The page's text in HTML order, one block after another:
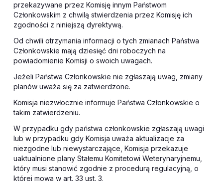
przekazywane przez Komisję innym Państwom
Członkowskim z chwilą stwierdzenia przez Komisję ich
zgodności z niniejszą dyrektywą.
Od chwili otrzymania informacji o tych zmianach Państwa
Członkowskie mają dziesięć dni roboczych na
powiadomienie Komisji o swoich uwagach.
Jeżeli Państwa Członkowskie nie zgłaszają uwag, zmiany
planów uważa się za zatwierdzone.
Komisja niezwłocznie informuje Państwa Członkowskie o
takim zatwierdzeniu.
W przypadku gdy państwa członkowskie zgłaszają uwagi
lub w przypadku gdy Komisja uważa aktualizacje za
niezgodne lub niewystarczające, Komisja przekazuje
uaktualnione plany Stałemu Komitetowi Weterynaryjnemu,
który musi stanowić zgodnie z procedurą regulacyjną, o
której mowa w art. 33 ust. 3.